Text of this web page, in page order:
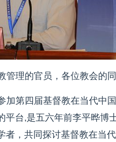
理的官员，各位教会的同
第四届基督教在当代中
平台,是五六年前李平晔博
者，共同探讨基督教在当